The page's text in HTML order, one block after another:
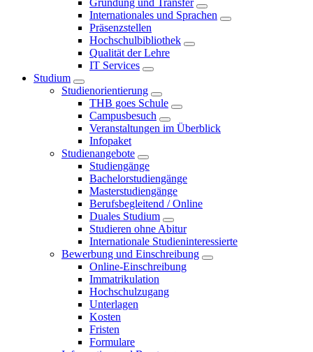
Gründung und Transfer
Internationales und Sprachen
Präsenzstellen
Hochschulbibliothek
Qualität der Lehre
IT Services
Studium
Studienorientierung
THB goes Schule
Campusbesuch
Veranstaltungen im Überblick
Infopaket
Studienangebote
Studiengänge
Bachelorstudiengänge
Masterstudiengänge
Berufsbegleitend / Online
Duales Studium
Studieren ohne Abitur
Internationale Studieninteressierte
Bewerbung und Einschreibung
Online-Einschreibung
Immatrikulation
Hochschulzugang
Unterlagen
Kosten
Fristen
Formulare